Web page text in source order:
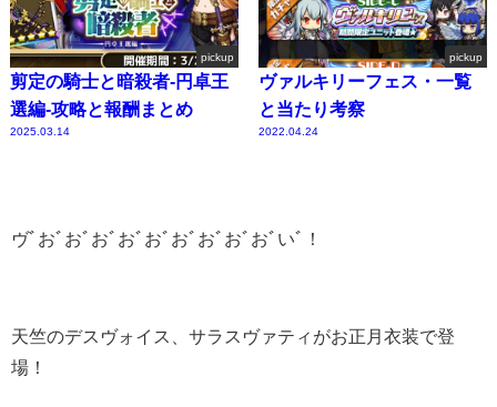
pickup
剪定の騎士と暗殺者-円卓王
選編-攻略と報酬まとめ
2025.03.14
pickup
ヴァルキリーフェス・一覧
と当たり考察
2022.04.24
ヴﾞおﾞおﾞおﾞおﾞおﾞおﾞおﾞおﾞおﾞいﾞ！
天竺のデスヴォイス、サラスヴァティがお正月衣装で登
場！